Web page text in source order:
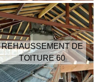
REHAUSSEMENT DE
TOITURE 60